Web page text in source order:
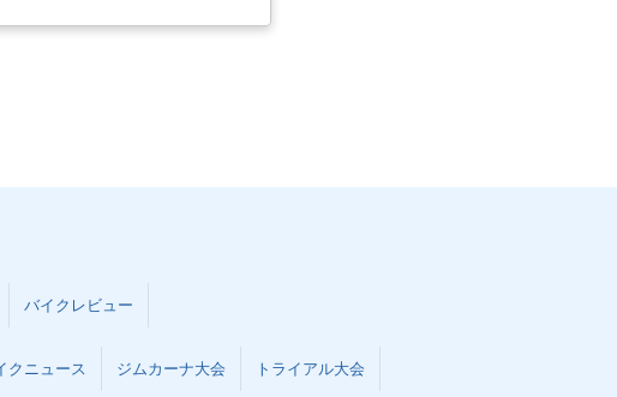
バイクレビュー
クニュース ジムカーナ大会 トライアル大会